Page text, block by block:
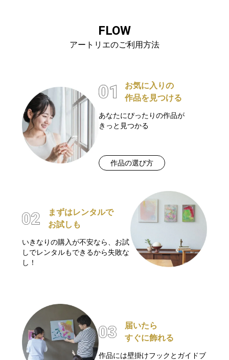
FLOW
アートリエのご利用方法
お気に入りの
作品を見つける
あなたにぴったりの作品が
きっと見つかる
作品の選び方
まずはレンタルで
お試しも
いきなりの購入が不安なら、お試
しでレンタルもできるから失敗な
し！
届いたら
すぐに飾れる
作品には壁掛けフックとガイドブ